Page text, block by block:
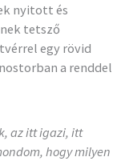
nyitott és
tetsző
egy rövid
a renddel
az itt igazi, itt
hogy milyen